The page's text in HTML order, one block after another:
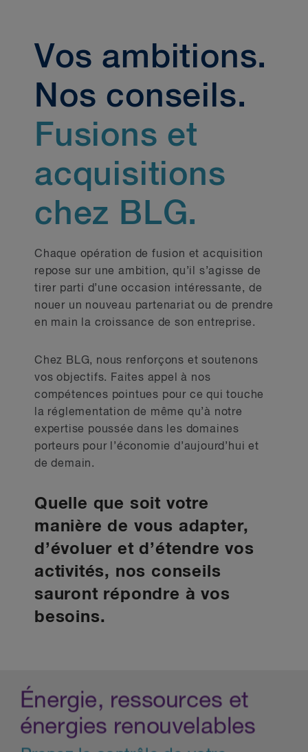
Technologies
Capital-investissement
Soins de santé
Restez au courant
Vos ambitions.
Nos conseils.
Fusions et
acquisitions
chez BLG.
Chaque opération de fusion et acquisition
repose sur une ambition, qu’il s’agisse de
tirer parti d’une occasion intéressante, de
nouer un nouveau partenariat ou de prendre
en main la croissance de son entreprise.
Chez BLG, nous renforçons et soutenons
vos objectifs. Faites appel à nos
compétences pointues pour ce qui touche
la réglementation de même qu’à notre
expertise poussée dans les domaines
porteurs pour l’économie d’aujourd’hui et
de demain.
Quelle que soit votre
manière de vous adapter,
d’évoluer et d’étendre vos
activités, nos conseils
sauront répondre à vos
besoins.